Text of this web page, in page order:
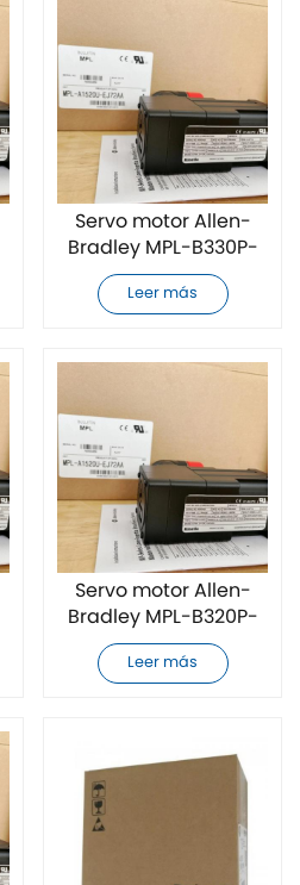
Servo motor Allen-
Bradley MPL-B330P-
HJ74AA nuevo
Leer más
Servo motor Allen-
Bradley MPL-B320P-
SK72AA totalmente
nuevo
Leer más